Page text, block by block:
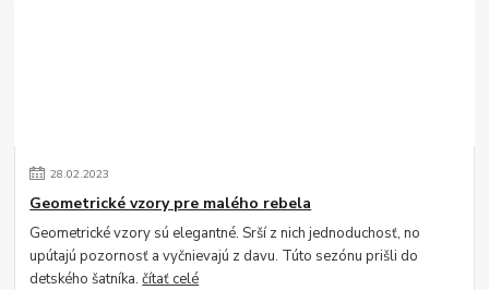
28.02.2023
Geometrické vzory pre malého rebela
Geometrické vzory sú elegantné. Srší z nich jednoduchosť, no
upútajú pozornosť a vyčnievajú z davu. Túto sezónu prišli do
detského šatníka.čítať celé